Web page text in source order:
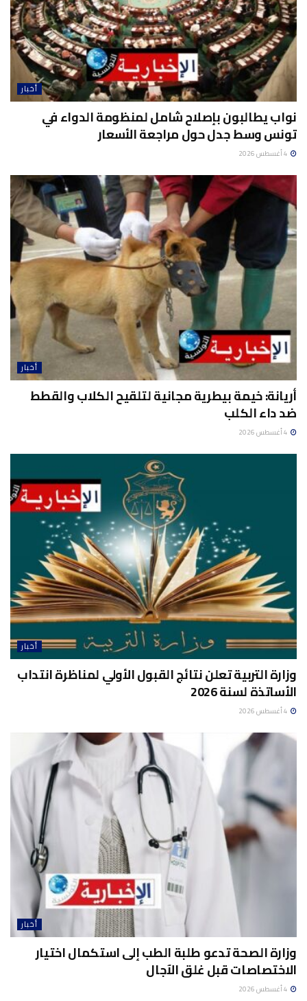
أخبار
نواب يطالبون بإصلاح شامل لمنظومة الدواء في
تونس وسط جدل حول مراجعة الأسعار
أخبار
أريانة: خيمة بيطرية مجانية لتلقيح الكلاب والقطط
ضد داء الكلب
أخبار
وزارة التربية تعلن نتائج القبول الأولي لمناظرة انتداب
الأساتذة لسنة 2026
أخبار
وزارة الصحة تدعو طلبة الطب إلى استكمال اختيار
الاختصاصات قبل غلق الآجال